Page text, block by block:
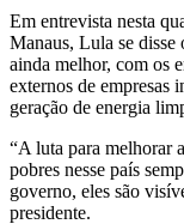
Em entrevista nesta
Manaus, Lula se
ainda melhor, com os
externos de empresas
geração de energia
“A luta para melhorar
pobres nesse país
governo, eles são
presidente.